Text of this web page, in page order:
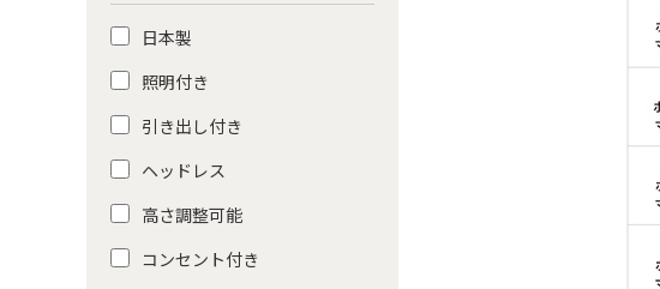
日本製
照明付き
引き出し付き
ヘッドレス
高さ調整可能
コンセント付き